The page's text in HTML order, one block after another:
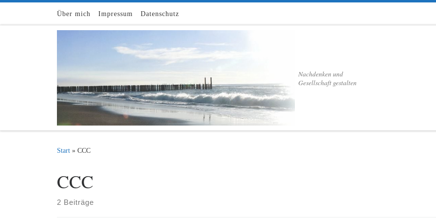
Zum Inhalt springen
Über mich Impressum Datenschutz
Nachdenken und
Gesellschaft gestalten
Start » CCC
CCC
2 Beiträge